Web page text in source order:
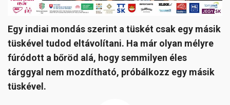
Egy indiai mondás szerint a tüskét csak egy másik
tüskével tudod eltávolítani. Ha már olyan mélyre
fúródott a bőröd alá, hogy semmilyen éles
tárggyal nem mozdítható, próbálkozz egy másik
tüskével.